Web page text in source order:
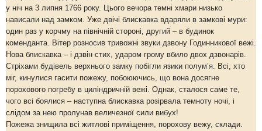
у ніч на 3 липня 1766 року. Цього вечора темні хмари низько
нависали над замком. Уже двічі блискавка вдаряли в замкові мури:
один раз у корчму на північній стороні, другий – в будинок
коменданта. Вітер розносив тривожні звуки дзвону Годинникової вежі.
Нова блискавка – і дзвін стих, ударом грому вбило двох дзвонарів.
Стріхами будівель верхнього замку побігли язики полум’я. Всі, хто
міг, кинулися гасити пожежу, побоюючись, що вона досягне
порохового погребу в циліндричній вежі. Однак, сталося саме те,
чого всі боялися – наступна блискавка розірвала темноту ночі, і
слідом за нею пролунав величезної сили вибух!
Пожежа знищила всі житлові приміщення, порохову вежу, склади.